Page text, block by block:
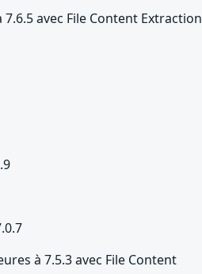
avec File Content Extraction
à 7.5.3 avec File Content